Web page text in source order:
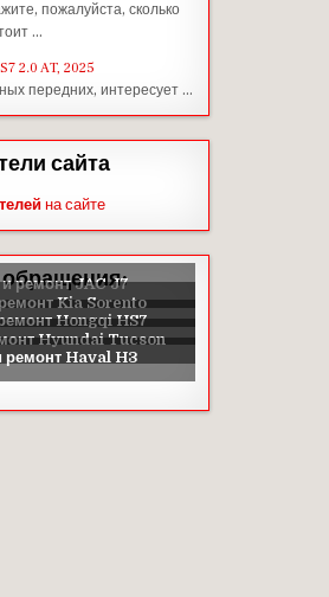
пожалуйста, сколько
…
2.0 AT, 2025
передних, интересует …
сайта
на сайте